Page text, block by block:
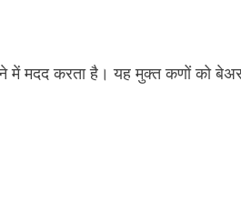
में मदद करता है। यह मुक्त कणों को